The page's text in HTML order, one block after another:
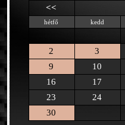
<<
hétfő kedd
2 3
9
10
16
17
23
24
30